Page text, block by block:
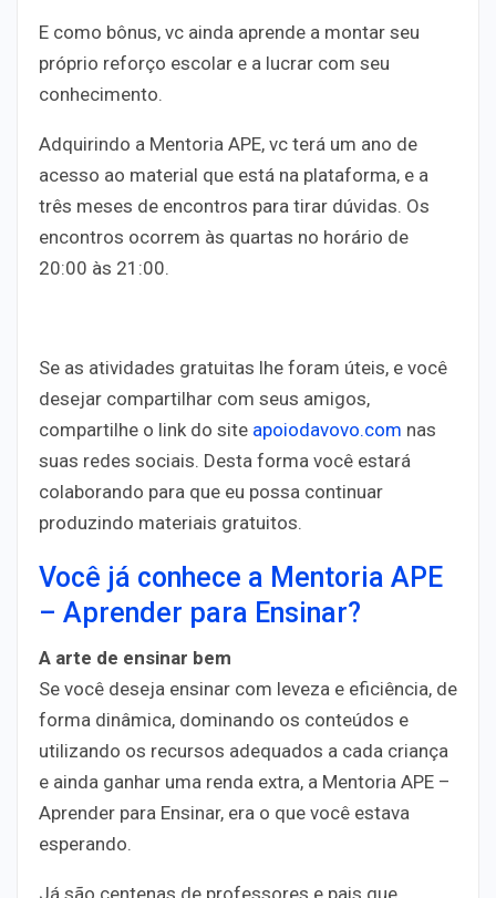
E como bônus, vc ainda aprende a montar seu
próprio reforço escolar e a lucrar com seu
conhecimento.
Adquirindo a Mentoria APE, vc terá um ano de
acesso ao material que está na plataforma, e a
três meses de encontros para tirar dúvidas. Os
encontros ocorrem às quartas no horário de
20:00 às 21:00.
Se as atividades gratuitas lhe foram úteis, e você
desejar compartilhar com seus amigos,
compartilhe o link do site apoiodavovo.com nas
suas redes sociais. Desta forma você estará
colaborando para que eu possa continuar
produzindo materiais gratuitos.
Você já conhece a Mentoria APE
– Aprender para Ensinar?
A arte de ensinar bem
Se você deseja ensinar com leveza e eficiência, de
forma dinâmica, dominando os conteúdos e
utilizando os recursos adequados a cada criança
e ainda ganhar uma renda extra, a Mentoria APE –
Aprender para Ensinar, era o que você estava
esperando.